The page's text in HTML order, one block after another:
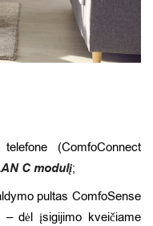
(ComfoConnect
C modulį;
pultas ComfoSense
dėl įsigijimo kveičiame